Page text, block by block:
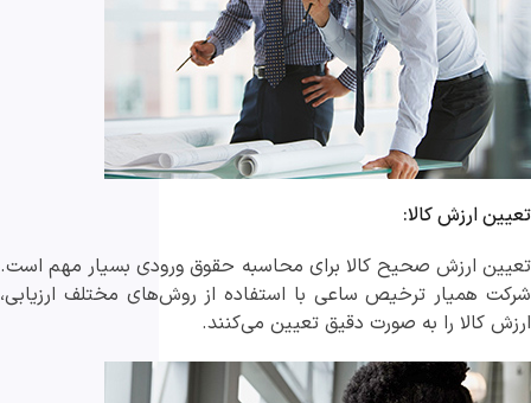
تعیین ارزش کالا:
تعیین ارزش صحیح کالا برای محاسبه حقوق ورودی بسیار مهم است.
شرکت‌ همیار ترخیص ساعی با استفاده از روش‌های مختلف ارزیابی،
ارزش کالا را به صورت دقیق تعیین می‌کنند.